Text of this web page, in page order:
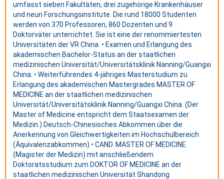
umfasst sieben Fakultäten, drei zugehörige Krankenhäuser
und neun Forschungsinstitute. Die rund 18000 Studenten
werden von 370 Professoren, 860 Dozenten und 9
Doktorväter unterrichtet. Sie ist eine der renommiertesten
Universitäten der VR China. • Examen und Erlangung des
akademischen Bachelor-Status an der staatlichen
medizinischen Universität/Universitätsklinik Nanning/Guangxi
China. • Weiterführendes 4-jähriges Masterstudium zu
Erlangung des akademischen Mastergrades MASTER OF
MEDICINE an der staatlichen medizinischen
Universität/Universitätsklinik Nanning/Guangxi China. (Der
Master of Medicine entspricht dem Staatsexamen der
Medizin.) Deutsch-Chinesisches Abkommen über die
Anerkennung von Gleichwertigkeiten im Hochschulbereich
(Äquivalenzabkommen) • CAND. MASTER OF MEDICINE
(Magister der Medizin) mit anschließendem
Doktoratsstudium zum DOKTOR OF MEDICINE an der
staatlichen medizinischen Universität Shandong